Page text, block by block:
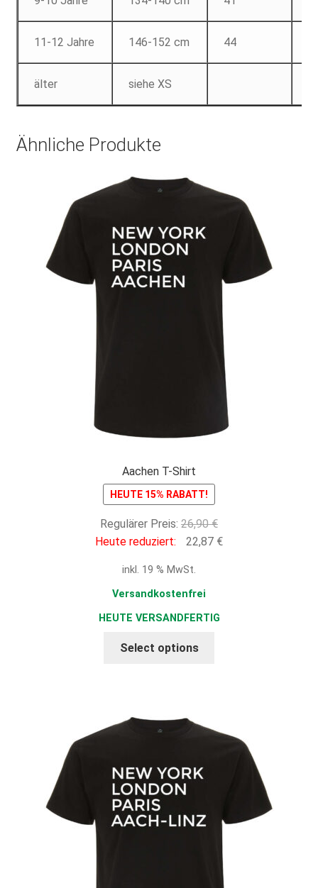
11-12 Jahre 146-152 cm 44
älter siehe XS
Ähnliche Produkte
Aachen T-Shirt
HEUTE 15% RABATT!
Regulärer Preis: 26,90€Ursprünglicher
Preis
Heute reduziert: 22,87 €Aktueller
inkl. 19 % MwSt.
Versandkostenfrei
HEUTE VERSANDFERTIG
Select options